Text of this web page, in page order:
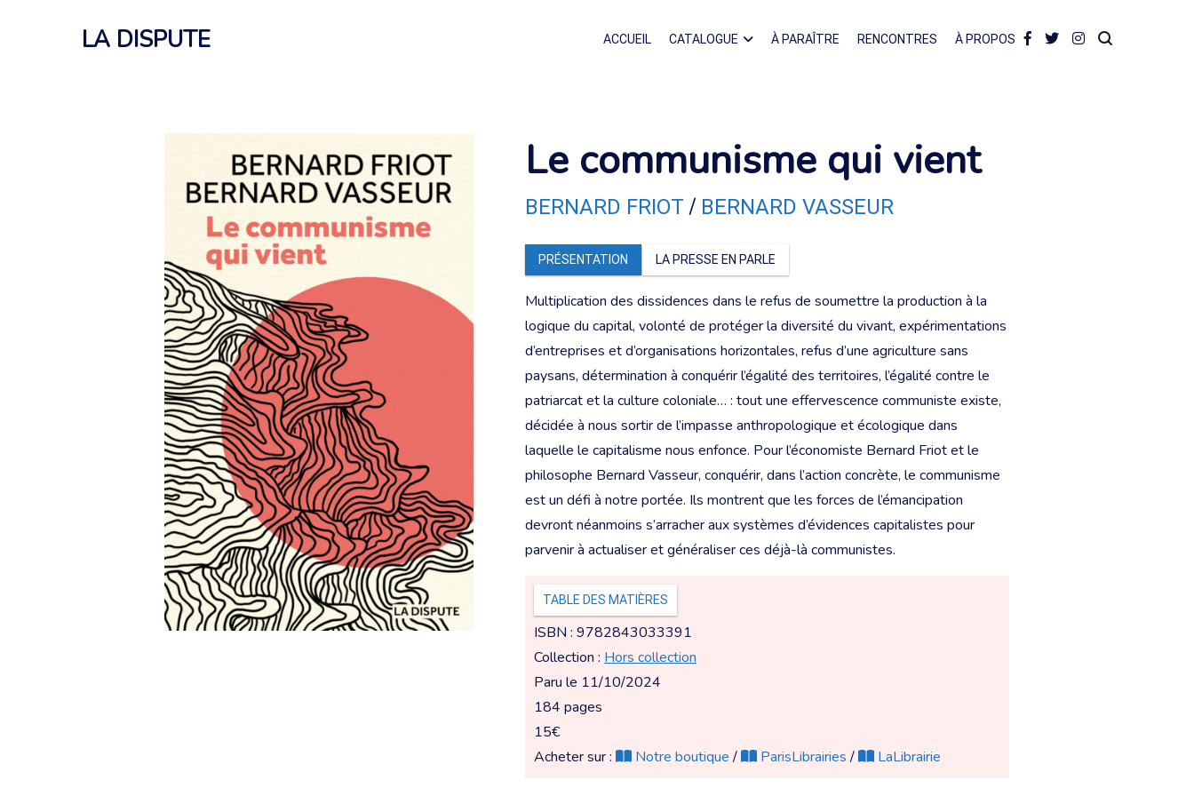
LA DISPUTE ACCUEIL CATALOGUE À PARAÎTRE RENCONTRES À PROPOS
Le communisme qui vient
BERNARD FRIOT/ BERNARD VASSEUR
PRÉSENTATION LA PRESSE EN PARLE
Multiplication des dissidences dans le refus de soumettre la production à la
logique du capital, volonté de protéger la diversité du vivant, expérimentations
d’entreprises et d’organisations horizontales, refus d’une agriculture sans
paysans, détermination à conquérir l’égalité des territoires, l’égalité contre le
patriarcat et la culture coloniale… : tout une effervescence communiste existe,
décidée à nous sortir de l’impasse anthropologique et écologique dans
laquelle le capitalisme nous enfonce. Pour l’économiste Bernard Friot et le
philosophe Bernard Vasseur, conquérir, dans l’action concrète, le communisme
est un défi à notre portée. Ils montrent que les forces de l’émancipation
devront néanmoins s’arracher aux systèmes d’évidences capitalistes pour
parvenir à actualiser et généraliser ces déjà-là communistes.
TABLE DES MATIÈRES
ISBN : 9782843033391
Collection : Hors collection
Paru le 11/10/2024
184 pages
15€
Acheter sur :
Notre boutique/ ParisLibrairies/ LaLibrairie